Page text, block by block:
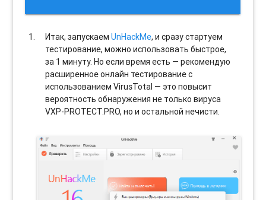
Итак, запускаемUnHackMe, и сразу стартуем
тестирование, можно использовать быстрое,
за 1 минуту. Но если время есть — рекомендую
расширенное онлайн тестирование с
использованием VirusTotal — это повысит
вероятность обнаружения не только вируса
VXP-PROTECT.PRO, но и остальной нечисти.